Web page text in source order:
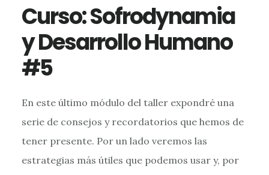
Curso: Sofrodynamia
y Desarrollo Humano
#5
En este último módulo del taller expondré una
serie de consejos y recordatorios que hemos de
tener presente. Por un lado veremos las
estrategias más útiles que podemos usar y, por